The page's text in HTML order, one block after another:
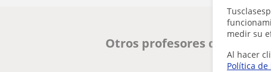
medir su
Al hacer
Política de
Otros profesores de FCE